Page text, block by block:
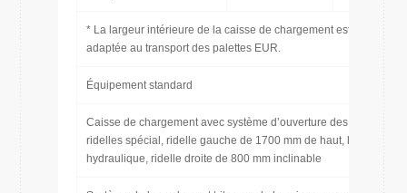
* La largeur intérieure de la caisse de chargement est
adaptée au transport des palettes EUR.
Équipement standard
Caisse de chargement avec système d’ouverture des
ridelles spécial, ridelle gauche de 1700 mm de haut, levage
hydraulique, ridelle droite de 800 mm inclinable